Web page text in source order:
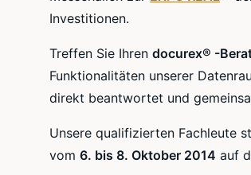
Investitionen.
Treffen Sie Ihren docurex® -
Funktionalitäten unserer
direkt beantwortet und
Unsere qualifizierten Fachleute
vom 6. bis 8. Oktober 2014 auf